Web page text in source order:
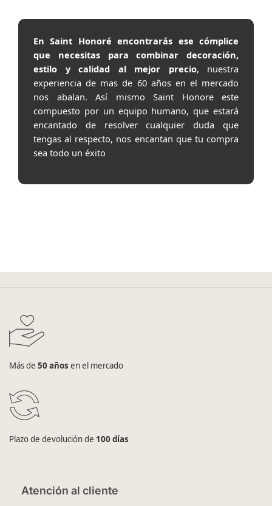
En Saint Honoré encontrarás ese cómplice
que necesitas para combinar decoración,
estilo y calidad al mejor precio, nuestra
experiencia de mas de 60 años en el mercado
nos abalan. Así mismo Saint Honore este
compuesto por un equipo humano, que estará
encantado de resolver cualquier duda que
tengas al respecto, nos encantan que tu compra
sea todo un éxito
Más de 50 años en el mercado
Plazo de devolución de 100 días
Atención al cliente